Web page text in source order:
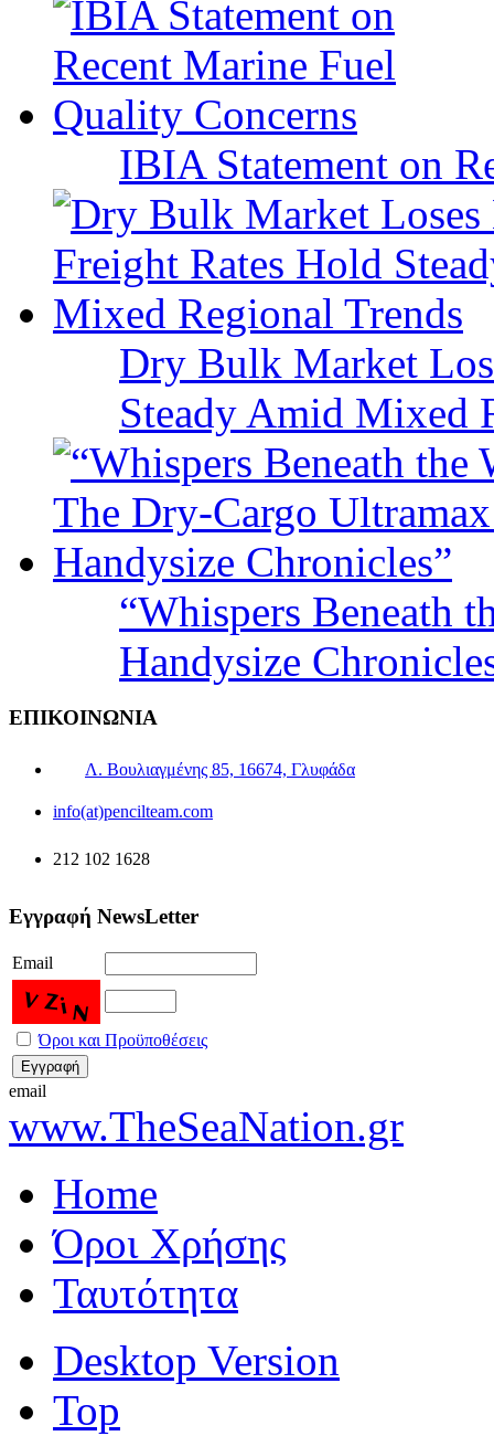
IBIA Statement on
Dry Bulk Market
Steady Amid Mixed
“Whispers Beneath
Handysize
ΕΠΙΚΟΙΝΩΝΙΑ
Λ. Βουλιαγμένης 85, 16674, Γλυφάδα
info(at)pencilteam.com
212 102 1628
Εγγραφή NewsLetter
Email
Όροι και Προϋποθέσεις
email
www.TheSeaNation.gr
Home
Όροι Χρήσης
Ταυτότητα
Desktop Version
Top